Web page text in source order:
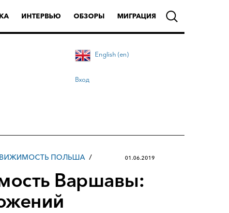
ИНТЕРВЬЮ ОБЗОРЫ МИГРАЦИЯ
English (en)
Вход
ПОЛЬША 01.06.2019
Варшавы: